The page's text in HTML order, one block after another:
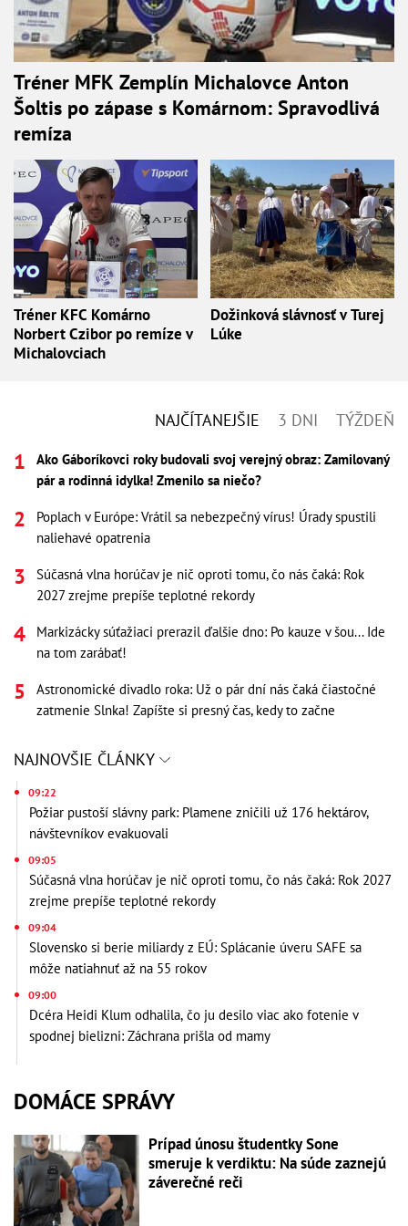
Tréner MFK Zemplín Michalovce Anton
Šoltis po zápase s Komárnom: Spravodlivá
remíza
Tréner KFC Komárno
Norbert Czibor po remíze v
Michalovciach
Dožinková slávnosť v Turej
Lúke
NAJČÍTANEJŠIE 3 DNI TÝŽDEŇ
Ako Gáboríkovci roky budovali svoj verejný obraz: Zamilovaný
pár a rodinná idylka! Zmenilo sa niečo?
Poplach v Európe: Vrátil sa nebezpečný vírus! Úrady spustili
naliehavé opatrenia
Súčasná vlna horúčav je nič oproti tomu, čo nás čaká: Rok
2027 zrejme prepíše teplotné rekordy
Markizácky súťažiaci prerazil ďalšie dno: Po kauze v šou... Ide
na tom zarábať!
Astronomické divadlo roka: Už o pár dní nás čaká čiastočné
zatmenie Slnka! Zapíšte si presný čas, kedy to začne
NAJNOVŠIE ČLÁNKY
09:22
Požiar pustoší slávny park: Plamene zničili už 176 hektárov,
návštevníkov evakuovali
09:05
Súčasná vlna horúčav je nič oproti tomu, čo nás čaká: Rok 2027
zrejme prepíše teplotné rekordy
09:04
Slovensko si berie miliardy z EÚ: Splácanie úveru SAFE sa
môže natiahnuť až na 55 rokov
09:00
Dcéra Heidi Klum odhalila, čo ju desilo viac ako fotenie v
spodnej bielizni: Záchrana prišla od mamy
DOMÁCE SPRÁVY
Prípad únosu študentky Sone
smeruje k verdiktu: Na súde zaznejú
záverečné reči